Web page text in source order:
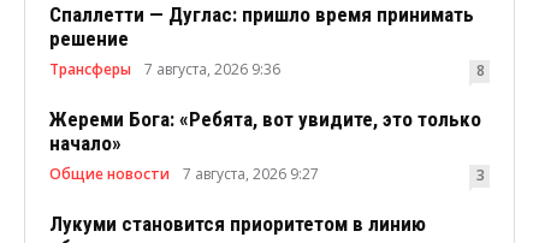
Спаллетти — Дуглас: пришло время принимать
решение
Трансферы 7 августа, 2026 9:36 8
Жереми Бога: «Ребята, вот увидите, это только
начало»
Общие новости 7 августа, 2026 9:27 3
Лукуми становится приоритетом в линию